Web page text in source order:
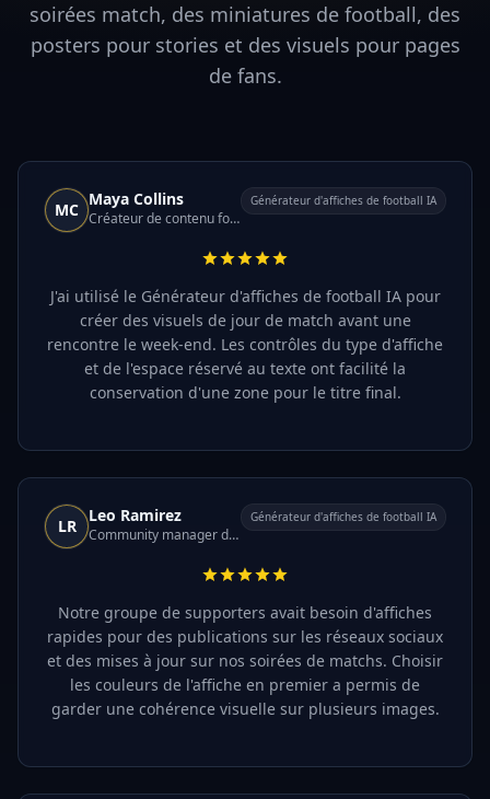
soirées match, des miniatures de football, des
posters pour stories et des visuels pour pages
de fans.
MC
Maya Collins
Créateur de contenu football
Générateur d'affiches de football IA
J'ai utilisé le Générateur d'affiches de football IA pour
créer des visuels de jour de match avant une
rencontre le week-end. Les contrôles du type d'affiche
et de l'espace réservé au texte ont facilité la
conservation d'une zone pour le titre final.
LR
Leo Ramirez
Community manager de fans
Générateur d'affiches de football IA
Notre groupe de supporters avait besoin d'affiches
rapides pour des publications sur les réseaux sociaux
et des mises à jour sur nos soirées de matchs. Choisir
les couleurs de l'affiche en premier a permis de
garder une cohérence visuelle sur plusieurs images.